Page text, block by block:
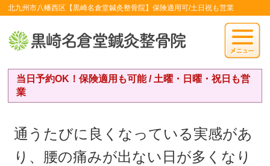
北九州市八幡西区【黒崎名倉堂鍼灸整骨院】保険適用可/土日祝も営業
当日予約OK！保険適用も可能 / 土曜・日曜・祝日も営
業
通うたびに良くなっている実感があ
り、腰の痛みが出ない日が多くなり